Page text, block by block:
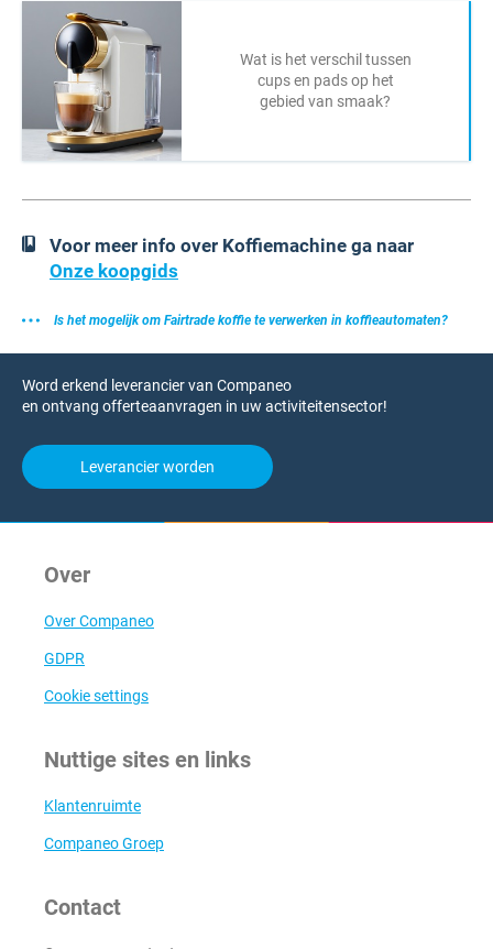
Wat is het verschil tussen
cups en pads op het
gebied van smaak?
Voor meer info over Koffiemachine ga naar
Onze koopgids
Is het mogelijk om Fairtrade koffie te verwerken in koffieautomaten?
Word erkend leverancier van Companeo
en ontvang offerteaanvragen in uw activiteitensector!
Leverancier worden
Over
Over Companeo
GDPR
Cookie settings
Nuttige sites en links
Klantenruimte
Companeo Groep
Contact